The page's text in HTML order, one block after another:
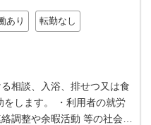
あり 転勤なし
相談、入浴、排せつ又は食
します。 ・利用者の就労
調整や余暇活動 等の社会生